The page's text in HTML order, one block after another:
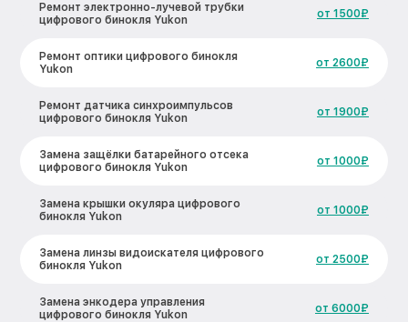
Ремонт электронно-лучевой трубки
цифрового бинокля Yukon
от 1500₽
Ремонт оптики цифрового бинокля
Yukon
от 2600₽
Ремонт датчика синхроимпульсов
цифрового бинокля Yukon
от 1900₽
Замена защёлки батарейного отсека
цифрового бинокля Yukon
от 1000₽
Замена крышки окуляра цифрового
бинокля Yukon
от 1000₽
Замена линзы видоискателя цифрового
бинокля Yukon
от 2500₽
Замена энкодера управления
цифрового бинокля Yukon
от 6000₽